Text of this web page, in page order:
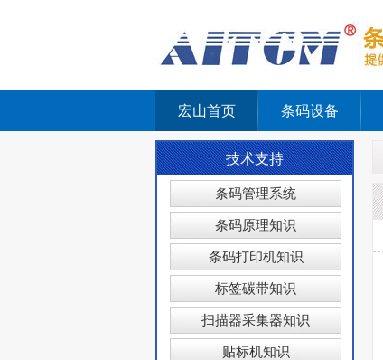
宏山首页 条码设备
技术支持
条码管理系统
条码原理知识
条码打印机知识
标签碳带知识
扫描器采集器知识
贴标机知识